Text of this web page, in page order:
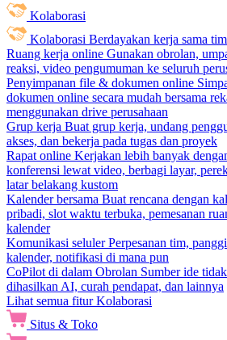
Kolaborasi
Kolaborasi Berdayakan kerja sama
Ruang kerja online Gunakan obrolan,
reaksi, video pengumuman ke seluruh
Penyimpanan file & dokumen online
dokumen online secara mudah bersama
menggunakan drive perusahaan
Grup kerja Buat grup kerja, undang
akses, dan bekerja pada tugas dan proyek
Rapat online Kerjakan lebih banyak
konferensi lewat video, berbagi layar,
latar belakang kustom
Kalender bersama Buat rencana dengan
pribadi, slot waktu terbuka, pemesanan
kalender
Komunikasi seluler Perpesanan tim,
kalender, notifikasi di mana pun
CoPilot di dalam Obrolan Sumber ide
dihasilkan AI, curah pendapat, dan lainnya
Lihat semua fitur Kolaborasi
Situs & Toko